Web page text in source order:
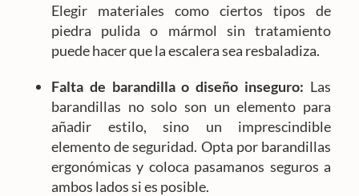
Elegir materiales como ciertos tipos de
piedra pulida o mármol sin tratamiento
puede hacer que la escalera sea resbaladiza.
Falta de barandilla o diseño inseguro: Las
barandillas no solo son un elemento para
añadir estilo, sino un imprescindible
elemento de seguridad. Opta por barandillas
ergonómicas y coloca pasamanos seguros a
ambos lados si es posible.